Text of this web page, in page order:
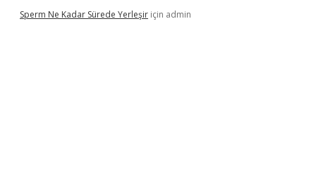
Sperm Ne Kadar Sürede Yerleşir için admin